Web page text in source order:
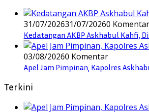
31/07/202631/07/20260 Komentar
Kedatangan AKBP Askhabul Kahfi,
03/08/20260 Komentar
Apel Jam Pimpinan, Kapolres
Terkini